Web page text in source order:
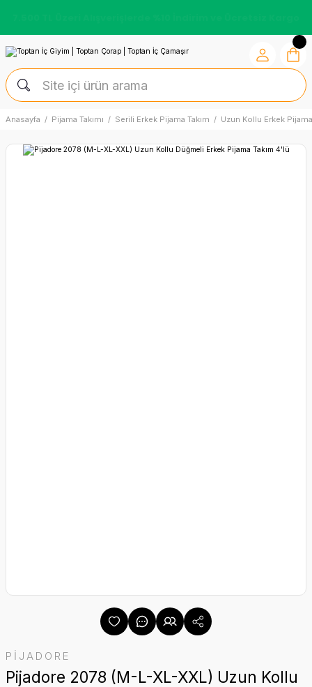
Anasayfa Pijama Takımı Serili Erkek Pijama Takım Uzun Kollu Erkek
PİJADORE
Pijadore 2078 (M-L-XL-XXL) Uzun Kollu